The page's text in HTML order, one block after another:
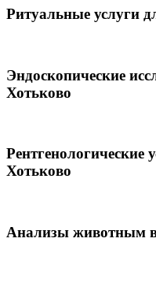
Ритуальные услуги
Эндоскопические
Хотьково
Рентгенологические
Хотьково
Анализы животным